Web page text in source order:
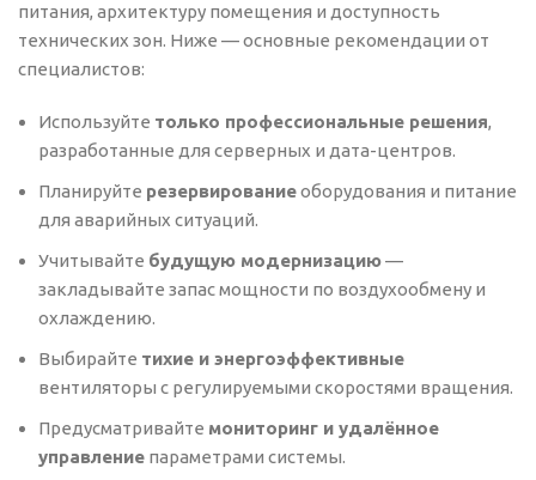
питания, архитектуру помещения и доступность
технических зон. Ниже — основные рекомендации от
специалистов:
Используйте только профессиональные решения,
разработанные для серверных и дата-центров.
Планируйте резервированиеоборудования и питание
для аварийных ситуаций.
Учитывайте будущую модернизацию—
закладывайте запас мощности по воздухообмену и
охлаждению.
Выбирайте тихие и энергоэффективные
вентиляторы с регулируемыми скоростями вращения.
Предусматривайте мониторинг и удалённое
управление параметрами системы.